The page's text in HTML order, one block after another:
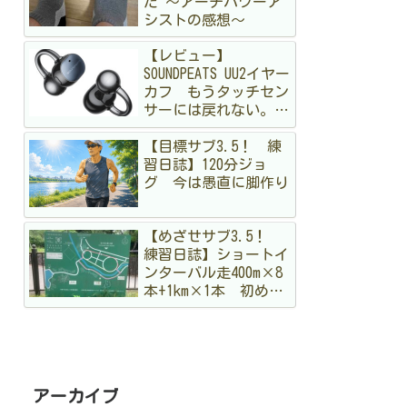
シストの感想〜
【レビュー】
SOUNDPEATS UU2イヤー
カフ もうタッチセン
サーには戻れない。走
る私が「物理ボタン」
に狂喜乱舞した理由
【目標サブ3.5！ 練
習日誌】120分ジョ
グ 今は愚直に脚作り
【めざせサブ3.5！
練習日誌】ショートイ
ンターバル走400m×8
本+1km×1本 初めて
のメニュー。まだ手探
アーカイブ